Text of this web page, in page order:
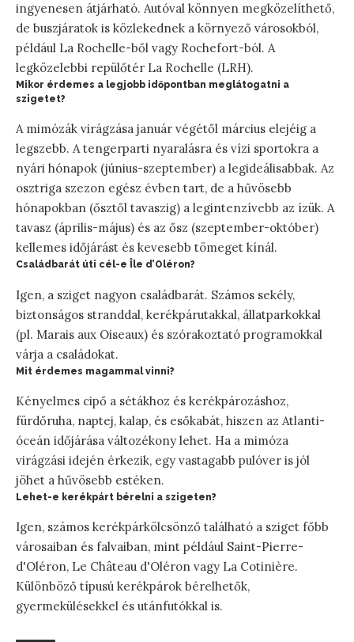
ingyenesen átjárható. Autóval könnyen megközelíthető,
de buszjáratok is közlekednek a környező városokból,
például La Rochelle-ből vagy Rochefort-ból. A
legközelebbi repülőtér La Rochelle (LRH).
Mikor érdemes a legjobb időpontban meglátogatni a
szigetet?
A mimózák virágzása január végétől március elejéig a
legszebb. A tengerparti nyaralásra és vízi sportokra a
nyári hónapok (június-szeptember) a legideálisabbak. Az
osztriga szezon egész évben tart, de a hűvösebb
hónapokban (ősztől tavaszig) a legintenzívebb az ízük. A
tavasz (április-május) és az ősz (szeptember-október)
kellemes időjárást és kevesebb tömeget kínál.
Családbarát úti cél-e Île d’Oléron?
Igen, a sziget nagyon családbarát. Számos sekély,
biztonságos stranddal, kerékpárutakkal, állatparkokkal
(pl. Marais aux Oiseaux) és szórakoztató programokkal
várja a családokat.
Mit érdemes magammal vinni?
Kényelmes cipő a sétákhoz és kerékpározáshoz,
fürdőruha, naptej, kalap, és esőkabát, hiszen az Atlanti-
óceán időjárása változékony lehet. Ha a mimóza
virágzási idején érkezik, egy vastagabb pulóver is jól
jöhet a hűvösebb estéken.
Lehet-e kerékpárt bérelni a szigeten?
Igen, számos kerékpárkölcsönző található a sziget főbb
városaiban és falvaiban, mint például Saint-Pierre-
d'Oléron, Le Château d'Oléron vagy La Cotinière.
Különböző típusú kerékpárok bérelhetők,
gyermekülésekkel és utánfutókkal is.